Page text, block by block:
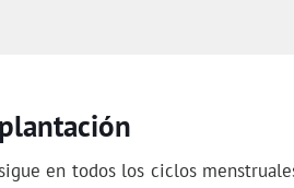
en todos los ciclos